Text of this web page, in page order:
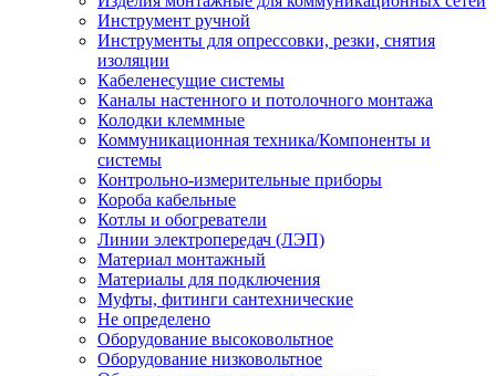
Инструмент ручной
Инструменты для опрессовки, резки, снятия
изоляции
Кабеленесущие системы
Каналы настенного и потолочного монтажа
Колодки клеммные
Коммуникационная техника/Компоненты и
системы
Контрольно-измерительные приборы
Короба кабельные
Котлы и обогреватели
Линии электропередач (ЛЭП)
Материал монтажный
Материалы для подключения
Муфты, фитинги сантехнические
Не определено
Оборудование высоковольтное
Оборудование низковольтное